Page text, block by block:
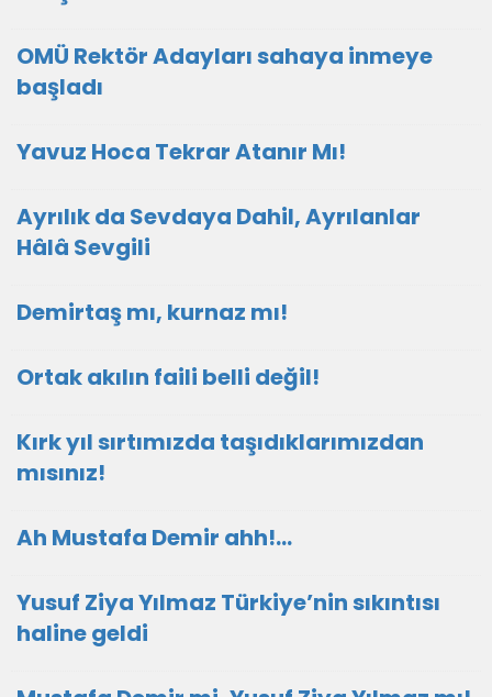
OMÜ Rektör Adayları sahaya inmeye
başladı
Yavuz Hoca Tekrar Atanır Mı!
Ayrılık da Sevdaya Dahil, Ayrılanlar
Hâlâ Sevgili
Demirtaş mı, kurnaz mı!
Ortak akılın faili belli değil!
Kırk yıl sırtımızda taşıdıklarımızdan
mısınız!
Ah Mustafa Demir ahh!…
Yusuf Ziya Yılmaz Türkiye’nin sıkıntısı
haline geldi